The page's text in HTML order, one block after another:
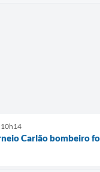
10h14
Carlão bombeiro